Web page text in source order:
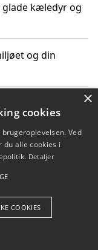
kæledyr og
og din
med at reducere
casino: Din
Aps
×
cookies
Ved
du alle cookies i
Detaljer
COOKIES